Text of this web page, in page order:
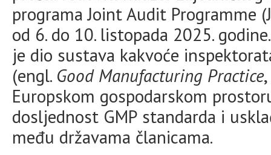
programa Joint Audit Programme
od 6. do 10. listopada 2025.
je dio sustava kakvoće
(engl. Good Manufacturing Practice
Europskom gospodarskom
dosljednost GMP standarda i
među državama članicama.